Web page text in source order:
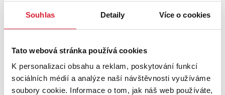
Souhlas Detaily Více o cookies
Tato webová stránka používá cookies
K personalizaci obsahu a reklam, poskytování funkcí
sociálních médií a analýze naší návštěvnosti využíváme
soubory cookie. Informace o tom, jak náš web používáte,
MRZÍ NÁS TO,
ale požadovaný typ nemovitosti nebyl nalezen.
Zkuste upravit filtr
nebo přejděte na základní